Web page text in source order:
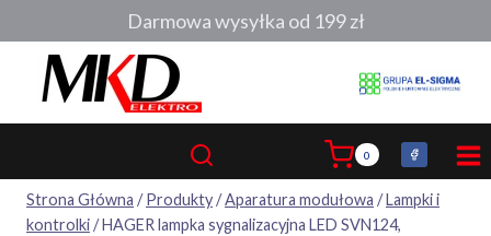
do
0
Strona Główna / Produkty/Aparatura modułowa /Lampki i
kontrolki/HAGER lampka sygnalizacyjna LED SVN124,
Darmowa wysyłka od 199 zł